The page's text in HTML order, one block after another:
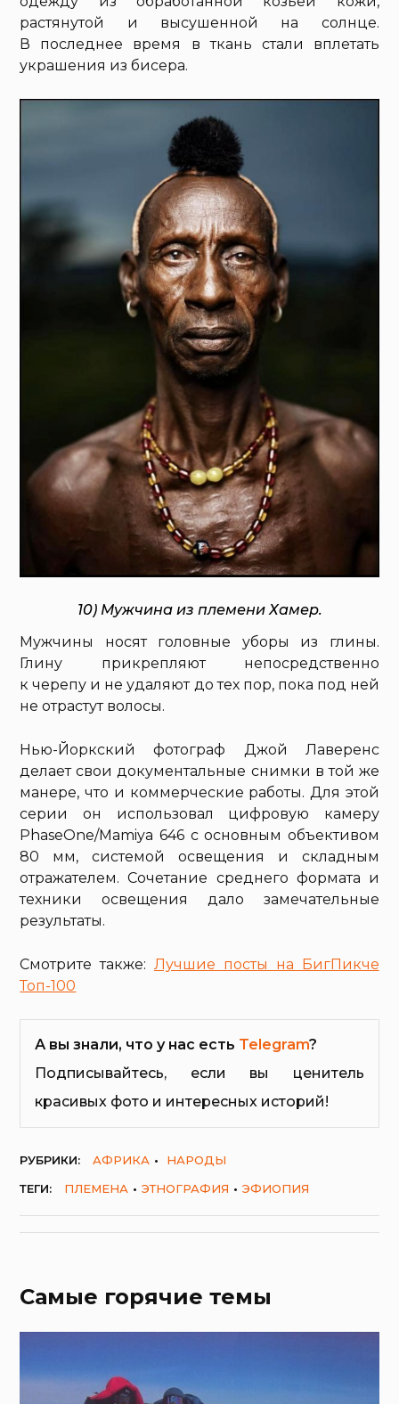
растянутой и высушенной на солнце.
В последнее время в ткань стали вплетать
украшения из бисера.
10) Мужчина из племени Хамер.
Мужчины носят головные уборы из глины.
Глину прикрепляют непосредственно
к черепу и не удаляют до тех пор, пока под ней
не отрастут волосы.
Нью-Йоркский фотограф Джой Лаверенс
делает свои документальные снимки в той же
манере, что и коммерческие работы. Для этой
серии он использовал цифровую камеру
PhaseOne/Mamiya 646 с основным объективом
80 мм, системой освещения и складным
отражателем. Сочетание среднего формата и
техники освещения дало замечательные
результаты.
Смотрите также:Лучшие посты на БигПикче
Топ-100
А вы знали, что у нас есть Telegram?
Подписывайтесь, если вы ценитель
красивых фото и интересных историй!
РУБРИКИ: АФРИКА
НАРОДЫ
ТЕГИ:
ПЛЕМЕНА ЭТНОГРАФИЯ ЭФИОПИЯ
Самые горячие темы